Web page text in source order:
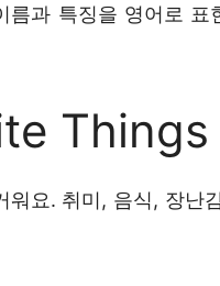
과 특징을 영어로 표
Things
요. 취미, 음식, 장난